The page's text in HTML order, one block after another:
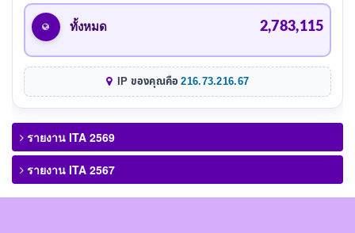
ทั้งหมด 2,783,115
IP ของคุณคือ216.73.216.67
รายงาน ITA 2569
รายงาน ITA 2567